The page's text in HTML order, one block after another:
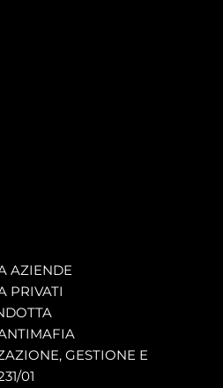
AZIENDE
PRIVATI
GESTIONE E
01